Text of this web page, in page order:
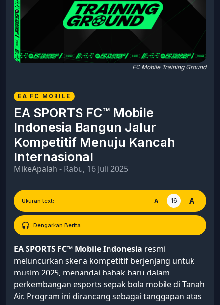
FC Mobile Training Ground
EA FC MOBILE
EA SPORTS FC™ Mobile
Indonesia Bangun Jalur
Kompetitif Menuju Kancah
Internasional
MikeApalah - Rabu, 16 Juli 2025
Ukuran text: A 16 A
Dengarkan Berita:
EA SPORTS FC™ Mobile Indonesia resmi
meluncurkan skena kompetitif berjenjang untuk
musim 2025, menandai babak baru dalam
perkembangan esports sepak bola mobile di Tanah
Air. Program ini dirancang sebagai tanggapan atas